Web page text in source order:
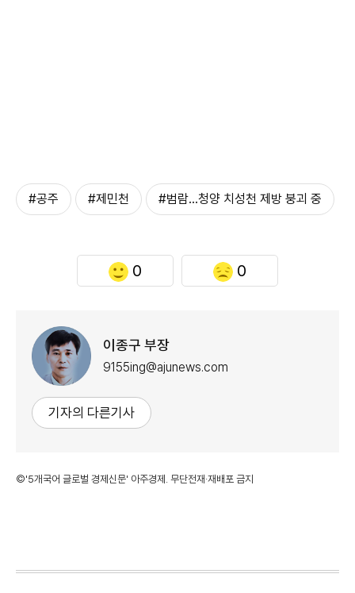
#공주 #제민천 #범람…청양 치성천 제방 붕괴 중
0 0
이종구 부장
9155ing@ajunews.com
기자의 다른기사
©'5개국어 글로벌 경제신문' 아주경제. 무단전재·재배포 금지